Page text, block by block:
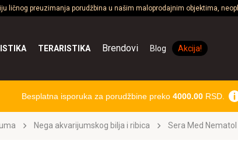
ličnog preuzimanja porudžbina u našim maloprodajnim objektima,
TERARISTIKA Brendovi Blog Akcija!
Besplatna isporuka za porudžbine preko 4000.00RSD.
Nega akvarijumskog bilja i ribica Sera Med Nematol